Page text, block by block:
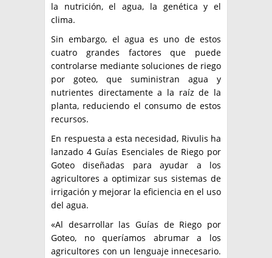
la nutrición, el agua, la genética y el
clima.
Sin embargo, el agua es uno de estos
cuatro grandes factores que puede
controlarse mediante soluciones de riego
por goteo, que suministran agua y
nutrientes directamente a la raíz de la
planta, reduciendo el consumo de estos
recursos.
En respuesta a esta necesidad, Rivulis ha
lanzado 4 Guías Esenciales de Riego por
Goteo diseñadas para ayudar a los
agricultores a optimizar sus sistemas de
irrigación y mejorar la eficiencia en el uso
del agua.
«Al desarrollar las Guías de Riego por
Goteo, no queríamos abrumar a los
agricultores con un lenguaje innecesario.